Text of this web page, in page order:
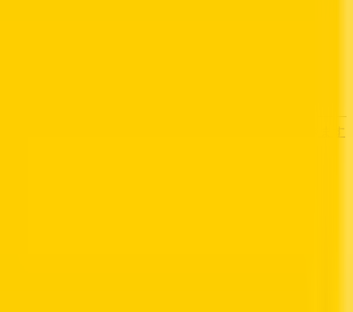
歯医者さんの対面診療予約・オンライン診療予約ができます